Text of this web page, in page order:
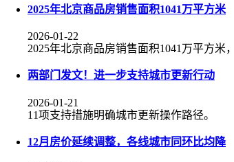
2025年北京商品房销售面积1041万平方米
2026-01-22
2025年北京商品房销售面积1041万平方米
两部门发文！进一步支持城市更新行动
2026-01-21
11项支持措施明确城市更新操作路径。
12月房价延续调整，各线城市同环比均降